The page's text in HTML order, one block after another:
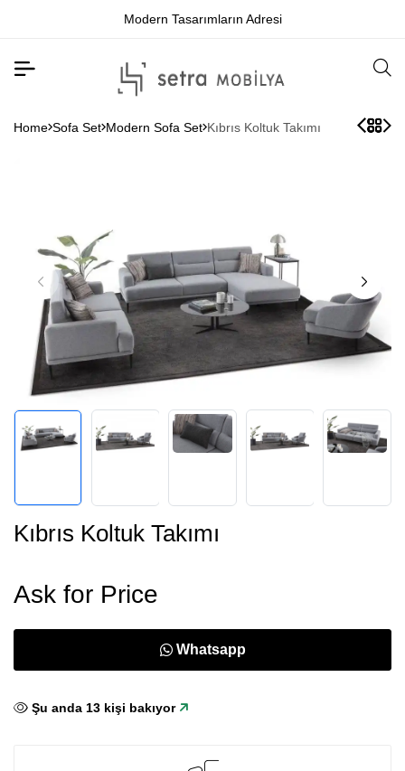
Modern Tasarımların Adresi
Home Sofa Set Modern Sofa Set Kıbrıs Koltuk Takımı
Kıbrıs Koltuk Takımı
Ask for Price
Whatsapp
Şu anda 15 kişi bakıyor